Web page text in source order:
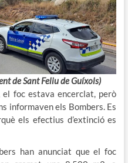
de Sant Feliu de Guíxols)
foc estava encerclat, però
informaven els Bombers. Es
els efectius d’extinció es
han anunciat que el foc